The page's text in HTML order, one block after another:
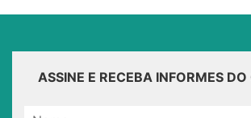
ASSINE E RECEBA INFORMES